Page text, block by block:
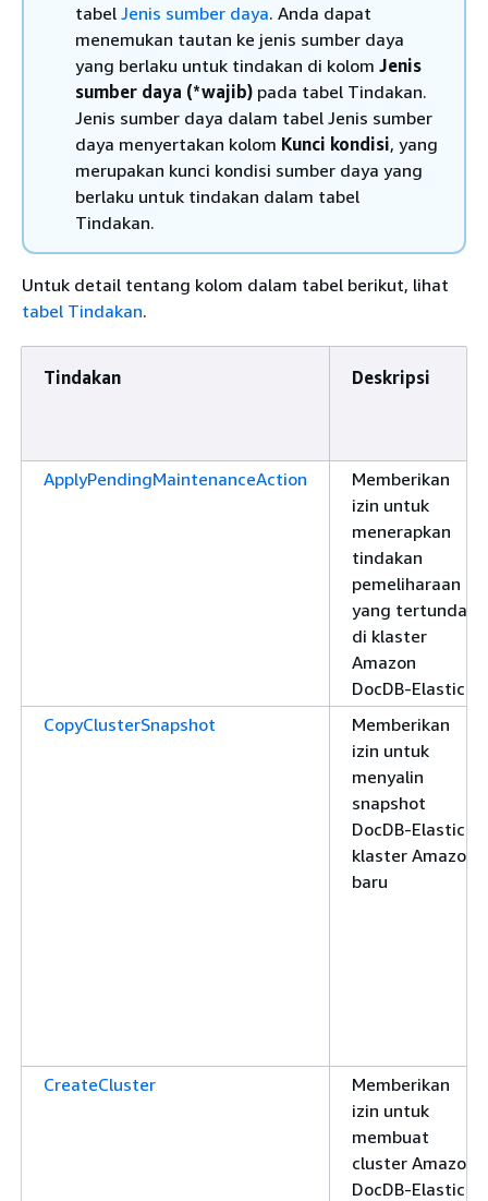
tabel Jenis sumber daya. Anda dapat
menemukan tautan ke jenis sumber daya
yang berlaku untuk tindakan di kolom Jenis
sumber daya (*wajib) pada tabel Tindakan.
Jenis sumber daya dalam tabel Jenis sumber
daya menyertakan kolom Kunci kondisi, yang
merupakan kunci kondisi sumber daya yang
berlaku untuk tindakan dalam tabel
Tindakan.
Untuk detail tentang kolom dalam tabel berikut, lihat
tabel Tindakan.
Tindakan Deskripsi
ApplyPendingMaintenanceAction
Memberikan
izin untuk
menerapkan
tindakan
pemeliharaan
yang tertunda
di klaster
Amazon
DocDB-Elastic
CopyClusterSnapshot
Memberikan
izin untuk
menyalin
snapshot
DocDB-Elastic
klaster Amazon
baru
CreateCluster
Memberikan
izin untuk
membuat
cluster Amazon
DocDB-Elastic